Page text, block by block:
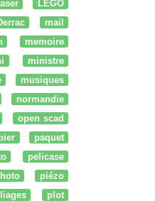
laser
LEGO
mail
memoire
ministre
musiques
normandie
open scad
paquet
pelicase
piézo
plot